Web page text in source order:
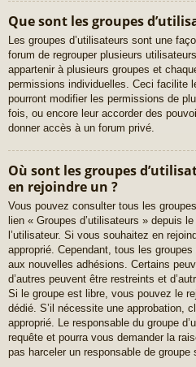
Que sont les groupes
Les groupes d’utilisateurs sont une
forum de regrouper plusieurs
appartenir à plusieurs groupes et
permissions individuelles. Ceci facilite
pourront modifier les permissions de
fois, ou encore leur accorder des
donner accès à un forum privé.
Où sont les groupes
en rejoindre un ?
Vous pouvez consulter tous les
lien « Groupes d’utilisateurs » depuis
l’utilisateur. Si vous souhaitez en
approprié. Cependant, tous les
aux nouvelles adhésions. Certains
d’autres peuvent être restreints et
Si le groupe est libre, vous pouvez le
dédié. S’il nécessite une approbation,
approprié. Le responsable du groupe
requête et pourra vous demander la
pas harceler un responsable de groupe